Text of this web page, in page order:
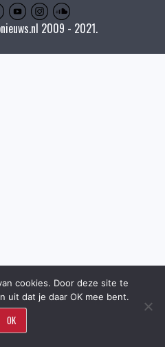
2009 - 2021.
cookies. Door deze site te
uit dat je daar OK mee bent.
OK